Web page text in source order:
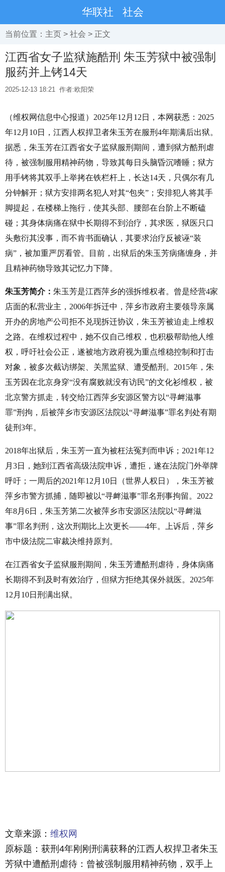
华联社 社会
当前位置： 主页 > 社会 > 正文
江西省女子监狱施酷刑 朱玉芳狱中被强制
服药并上铐14天
2025-12-13 18:21 作者:欧阳荣
（维权网信息中心报道） 2025年12 月 12 日，本网获悉： 2025
年12 月 10日，江西人权捍卫者朱玉芳在服刑 4年期满后出狱。
据悉，朱玉芳在江西省女子监狱服刑期间，遭到狱方酷刑虐
待，被强制服用精神药物，导致其每日头脑昏沉嗜睡；狱方
用手铐将其双手上举拷在铁栏杆上，长达14天，只偶尔有几
分钟解开；狱方安排两名犯人对其“包夹”；安排犯人将其手
脚提起，在楼梯上拖行，使其头部、腰部在台阶上不断磕
碰；其身体病痛在狱中长期得不到治疗，其求医，狱医只口
头敷衍其没事，而不肯书面确认，其要求治疗反被诬“装
病”，被加重严厉看管。目前，出狱后的朱玉芳病痛缠身，并
且精神药物导致其记忆力下降。
朱玉芳简介： 朱玉芳是江西萍乡的强拆维权者。曾是经营4家
店面的私营业主， 2006年拆迁中，萍乡市政府主要领导亲属
开办的房地产公司拒不兑现拆迁协议，朱玉芳被迫走上维权
之路。在维权过程中，她不仅自己维权，也积极帮助他人维
权，呼吁社会公正，遂被地方政府视为重点维稳控制和打击
对象，被多次截访绑架、关黑监狱、遭受酷刑。 2015年，朱
玉芳因在北京身穿“没有腐败就没有访民”的文化衫维权，被
北京警方抓走，转交给江西萍乡安源区警方以“寻衅滋事
罪”刑拘，后被萍乡市安源区法院以“寻衅滋事”罪名判处有期
徒刑 3年。
2018年出狱后，朱玉芳一直为被枉法冤判而申诉； 2021年12
月 3日，她到江西省高级法院申诉，遭拒，遂在法院门外举牌
呼吁；一周后的2021年12 月 10日（世界人权日），朱玉芳被
萍乡市警方抓捕，随即被以“寻衅滋事”罪名刑事拘留。 2022
年8月 6日，朱玉芳第二次被萍乡市安源区法院以“寻衅滋
事”罪名判刑，这次刑期比上次更长——4年。上诉后，萍乡
市中级法院二审裁决维持原判。
在江西省女子监狱服刑期间，朱玉芳遭酷刑虐待，身体病痛
长期得不到及时有效治疗，但狱方拒绝其保外就医。 2025年
12 月 10日刑满出狱。
文章来源： 维权网
原标题：获刑4年刚刚刑满获释的江西人权捍卫者朱玉
芳狱中遭酷刑虐待：曾被强制服用精神药物，双手上